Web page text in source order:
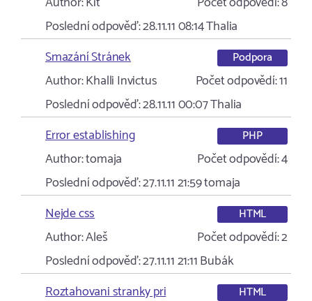
Poslední odpověď:28.11.11 08:14Thalia
Smazání Stránek
Podpora
Author:Khalli Invictus Počet odpovědí:11
Poslední odpověď:28.11.11 00:07Thalia
Error establishing
PHP
Author:tomaja Počet odpovědí:4
Poslední odpověď:27.11.11 21:59tomaja
Nejde css
HTML
Author:Aleš Počet odpovědí:2
Poslední odpověď:27.11.11 21:11Bubák
Roztahovani stranky pri
HTML